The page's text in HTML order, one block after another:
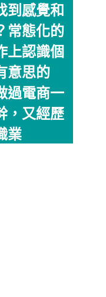
到感覺和
常態化的
上認識個
意思的
過電商一
，又經歷
業